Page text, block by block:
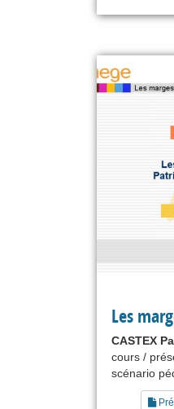
Les
CASTEX
cours /
scénario